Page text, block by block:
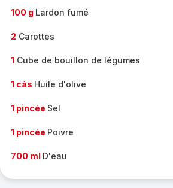
100 g Lardon fumé
2 Carottes
1 Cube de bouillon de légumes
1 càs Huile d'olive
1 pincée Sel
1 pincée Poivre
700 ml D'eau